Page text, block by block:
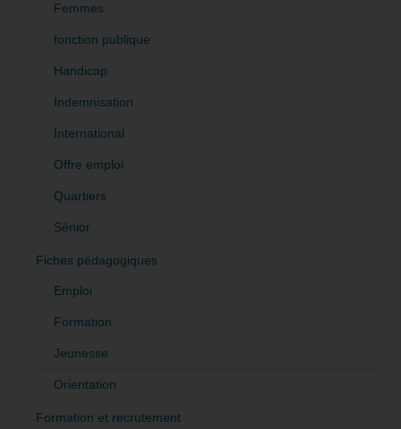
Femmes
fonction publique
Handicap
Indemnisation
International
Offre emploi
Quartiers
Sénior
Fiches pédagogiques
Emploi
Formation
Jeunesse
Orientation
Formation et recrutement